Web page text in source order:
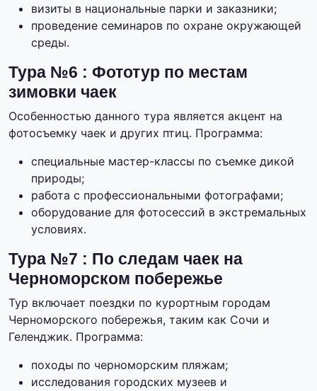
визиты в национальные парки и заказники;
проведение семинаров по охране окружающей
среды.
Тура №6 : Фототур по местам
зимовки чаек
Особенностью данного тура является акцент на
фотосъемку чаек и других птиц. Программа:
специальные мастер-классы по съемке дикой
природы;
работа с профессиональными фотографами;
оборудование для фотосессий в экстремальных
условиях.
Тура №7 : По следам чаек на
Черноморском побережье
Тур включает поездки по курортным городам
Черноморского побережья, таким как Сочи и
Геленджик. Программа:
походы по черноморским пляжам;
исследования городских музеев и